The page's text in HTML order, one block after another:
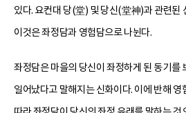
있다. 요컨대 당(堂) 및 당신(堂神)과 관련된
이것은 좌정담과 영험담으로 나뉜다.
좌정담은 마을의 당신이 좌정하게 된 동기를
일어났다고 말해지는 신화이다. 이에 반해 영